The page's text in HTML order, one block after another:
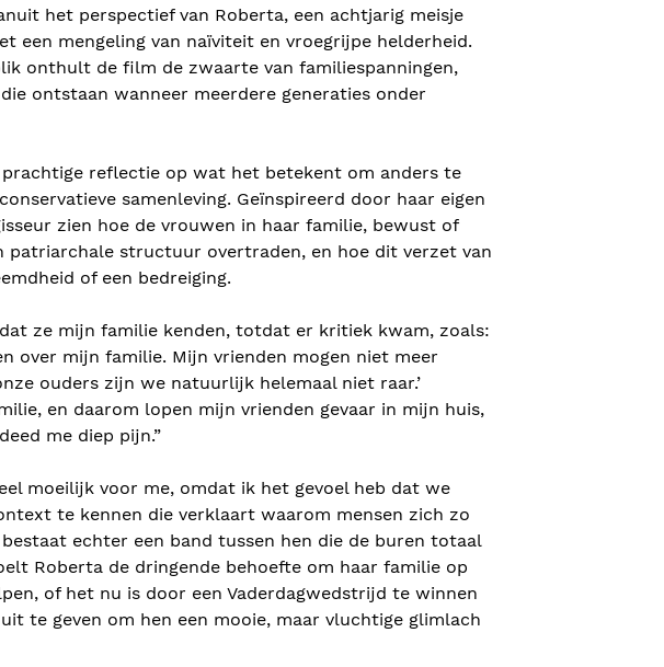
het perspectief van Roberta, een achtjarig meisje
een mengeling van naïviteit en vroegrijpe helderheid.
onthult de film de zwaarte van familiespanningen,
ontstaan ​​wanneer meerdere generaties onder
reflectie op wat het betekent om anders te
samenleving. Geïnspireerd door haar eigen
zien hoe de vrouwen in haar familie, bewust of
patriarchale structuur overtraden, en hoe dit verzet van
of een bedreiging.
ze mijn familie kenden, totdat er kritiek kwam, zoals:
over mijn familie. Mijn vrienden mogen niet meer
ouders zijn we natuurlijk helemaal niet raar.’
en daarom lopen mijn vrienden gevaar in mijn huis,
me diep pijn.”
moeilijk voor me, omdat ik het gevoel heb dat we
te kennen die verklaart waarom mensen zich zo
bestaat echter een band tussen hen die de buren totaal
Roberta de dringende behoefte om haar familie op
of het nu is door een Vaderdagwedstrijd te winnen
te geven om hen een mooie, maar vluchtige glimlach